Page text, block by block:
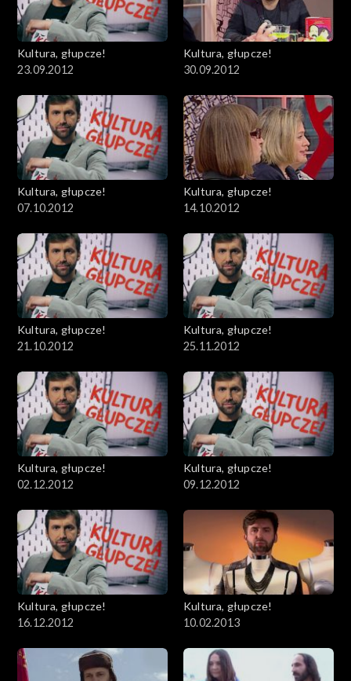
Kultura, głupcze!
23.09.2012
Kultura, głupcze!
30.09.2012
Kultura, głupcze!
07.10.2012
Kultura, głupcze!
14.10.2012
Kultura, głupcze!
21.10.2012
Kultura, głupcze!
25.11.2012
Kultura, głupcze!
02.12.2012
Kultura, głupcze!
09.12.2012
Kultura, głupcze!
16.12.2012
Kultura, głupcze!
10.02.2013